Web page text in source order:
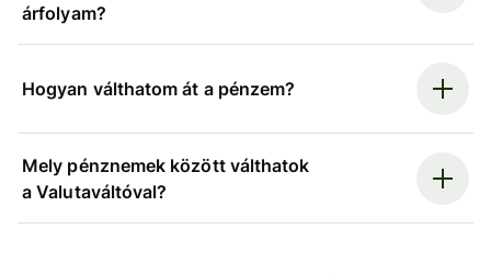
árfolyam?
Hogyan válthatom át a pénzem?
Mely pénznemek között válthatok
a Valutaváltóval?